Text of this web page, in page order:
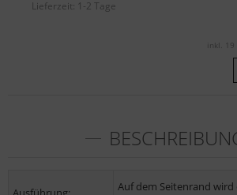
Lieferzeit: 1-2 Tage
inkl.
Auf dem Seitenrand